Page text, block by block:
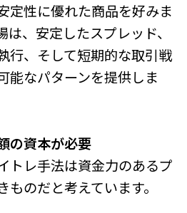
定性に優れた商品を好みま
は、安定したスプレッド、
行、そして短期的な取引戦
能なパターンを提供しま
の資本が必要
トレ手法は資金力のあるプ
ものだと考えています。